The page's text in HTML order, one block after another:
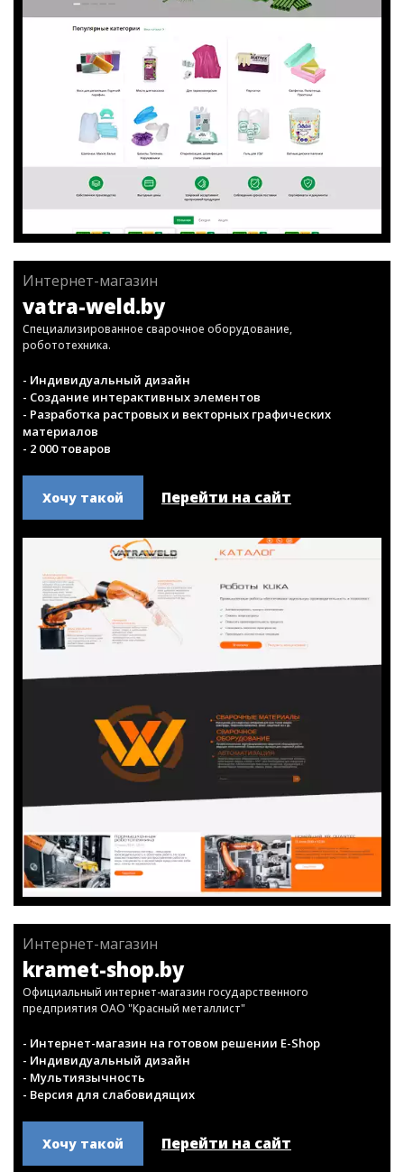
Интернет-магазин
vatra-weld.by
Специализированное сварочное оборудование,
робототехника.
- Индивидуальный дизайн
- Создание интерактивных элементов
- Разработка растровых и векторных графических
материалов
- 2 000 товаров
Хочу такой
Интернет-магазин
kramet-shop.by
Официальный интернет-магазин государственного
предприятия ОАО "Красный металлист"
- Интернет-магазин на готовом решении E-Shop
- Индивидуальный дизайн
- Мультиязычность